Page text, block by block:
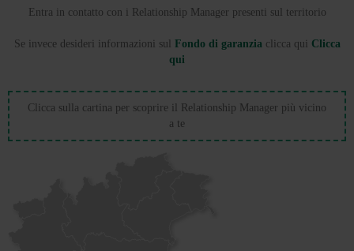
Entra in contatto con i Relationship Manager presenti sul territorio
Se invece desideri informazioni sul Fondo di garanziaclicca qui Clicca
qui
Clicca sulla cartina per scoprire il Relationship Manager più vicino
a te